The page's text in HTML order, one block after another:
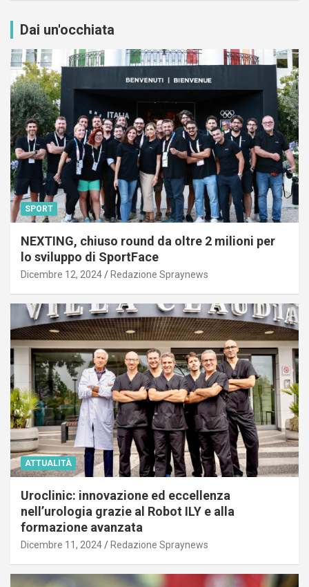
Dai un'occhiata
SPORT
NEXTING, chiuso round da oltre 2 milioni per
lo sviluppo di SportFace
Dicembre 12, 2024 Redazione Spraynews
ATTUALITÀ
Uroclinic: innovazione ed eccellenza
nell’urologia grazie al Robot ILY e alla
formazione avanzata
Dicembre 11, 2024 Redazione Spraynews